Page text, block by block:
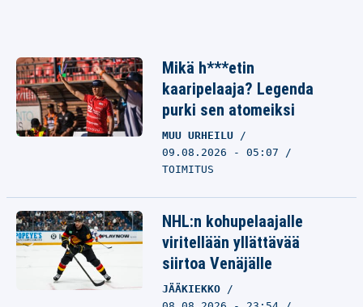
Mikä h***etin
kaaripelaaja? Legenda
purki sen atomeiksi
MUU URHEILU
09.08.2026 - 05:07
TOIMITUS
NHL:n kohupelaajalle
viritellään yllättävää
siirtoa Venäjälle
JÄÄKIEKKO